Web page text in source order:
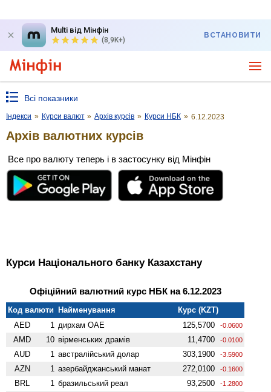
Multi від Мінфін
(8,9K+)
ВСТАНОВИТИ
Всі показники
Індекси » Курси валют » Архів курсів » Курси НБК » 6.12.2023
Архів валютних курсів
Все про валюту теперь і в застосунку від Мінфін
Курси Національного банку Казахстану
Офіційний валютний курс НБК на 6.12.2023
Код валюти Найменування
Курс (KZT)
AED
1 дирхам ОАЕ 125,5700 -0.0600
AMD 10 вiрменських драмів 11,4700 -0.0100
AUD 1 австралійський долар 303,1900 -3.5900
AZN 1 азербайджанський манат 272,0100 -0.1600
BRL 1 бразильський реал 93,2500 -1.2800